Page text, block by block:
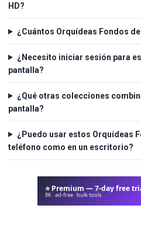
HD?
¿Cuántos Orquídeas Fondos
¿Necesito iniciar sesión para
pantalla?
¿Qué otras colecciones
pantalla?
¿Puedo usar estos Orquídeas
teléfono como en un escritorio?
⭐ Premium — 7-day free
8K · ad-free · bulk tools